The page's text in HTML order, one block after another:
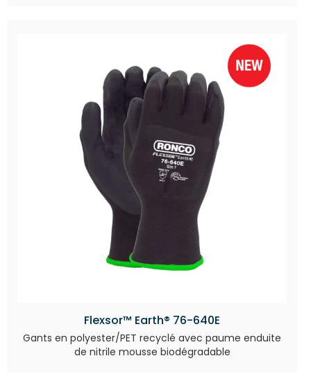
Flexsor™ Earth® 76-640E
Gants en polyester/PET recyclé avec paume enduite
de nitrile mousse biodégradable